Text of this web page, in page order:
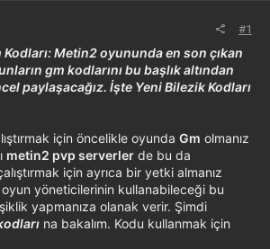
#1
Kodları: Metin2 oyununda en son çıkan
gm kodlarını bu başlık altından
paylaşacağız. İşte Yeni Bilezik Kodları
için öncelikle oyunda Gm olmanız
metin2 pvp serverler de bu da
için ayrıca bir yetki almanız
yöneticilerinin kullanabileceği bu
yapmanıza olanak verir. Şimdi
na bakalım. Kodu kullanmak için